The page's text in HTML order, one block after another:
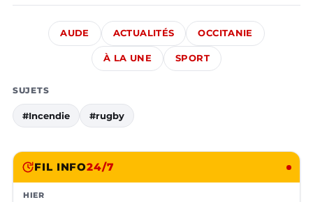
AUDE ACTUALITÉS OCCITANIE
À LA UNE SPORT
SUJETS
#Incendie #rugby
FIL INFO24/7
HIER